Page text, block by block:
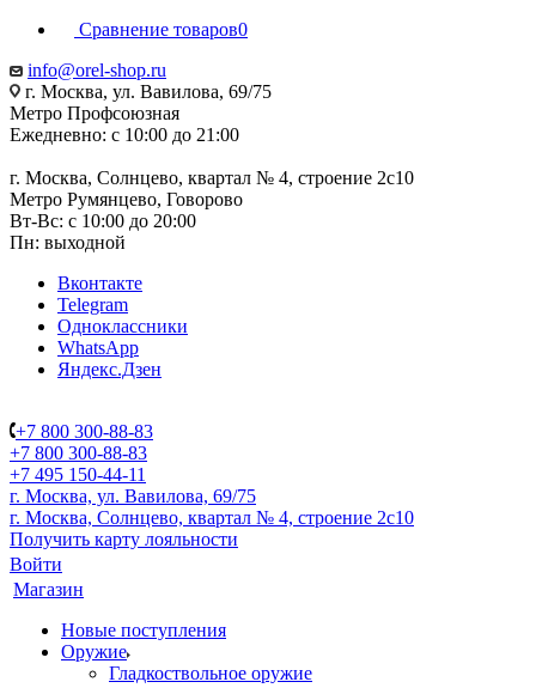
Сравнение товаров0
info@orel-shop.ru
г. Москва, ул. Вавилова, 69/75
Метро Профсоюзная
Ежедневно: с 10:00 до 21:00
г. Москва, Солнцево, квартал № 4, строение 2с10
Метро Румянцево, Говорово
Вт-Вс: с 10:00 до 20:00
Пн: выходной
Вконтакте
Telegram
Одноклассники
WhatsApp
Яндекс.Дзен
+7 800 300-88-83
+7 800 300-88-83
+7 495 150-44-11
г. Москва, ул. Вавилова, 69/75
г. Москва, Солнцево, квартал № 4, строение 2с10
Получить карту лояльности
Войти
Магазин
Новые поступления
Оружие
Гладкоствольное оружие